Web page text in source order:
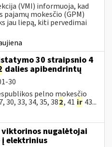
(VMI) informuoja, kad
mokesčio (GPM)
jau liepą, kiti pervedimai
30 straipsnio 4
dalies apibendrintų
30
pelno mokesčio
30, 33, 34, 35, 382, 41 ir 43...
nugalėtojai
elektrinius